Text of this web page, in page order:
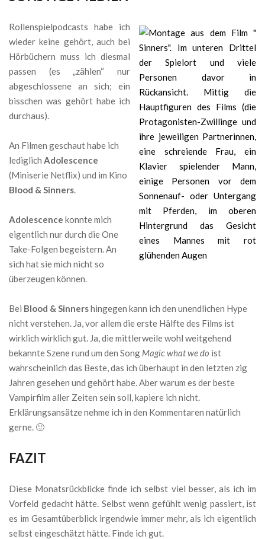
Rollenspielpodcasts habe ich
wieder keine gehört, auch bei
Hörbüchern muss ich diesmal
passen (es „zählen“ nur
abgeschlossene an sich; ein
bisschen was gehört habe ich
durchaus).
An Filmen geschaut habe ich
lediglich Adolescence
(Miniserie Netflix) und im Kino
Blood & Sinners
Adolescence konnte mich
eigentlich nur durch die One
Take-Folgen begeistern. An
sich hat sie mich nicht so
überzeugen können.
Bei Blood & Sinnershingegen kann ich den unendlichen Hype
nicht verstehen. Ja, vor allem die erste Hälfte des Films ist
wirklich wirklich gut. Ja, die mittlerweile wohl weitgehend
bekannte Szene rund um den Song Magic what we do ist
wahrscheinlich das Beste, das ich überhaupt in den letzten zig
Jahren gesehen und gehört habe. Aber warum es der beste
Vampirfilm aller Zeiten sein soll, kapiere ich nicht.
Erklärungsansätze nehme ich in den Kommentaren natürlich
gerne. 🙂
FAZIT
Diese Monatsrückblicke finde ich selbst viel besser, als ich im
Vorfeld gedacht hätte. Selbst wenn gefühlt wenig passiert, ist
es im Gesamtüberblick irgendwie immer mehr, als ich eigentlich
selbst eingeschätzt hätte. Finde ich gut.